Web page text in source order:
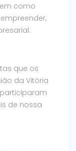
como
que os
da Vitória
de nossa